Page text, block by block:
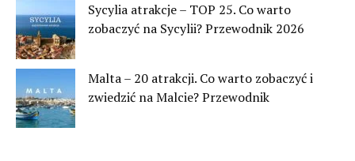
Sycylia atrakcje – TOP 25. Co warto
zobaczyć na Sycylii? Przewodnik 2026
Malta – 20 atrakcji. Co warto zobaczyć i
zwiedzić na Malcie? Przewodnik